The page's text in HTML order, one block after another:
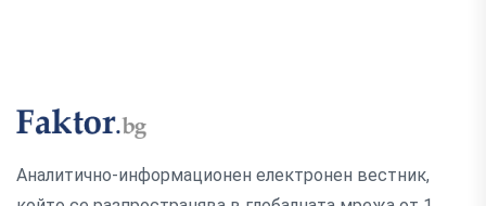
Аналитично-информационен електронен вестник,